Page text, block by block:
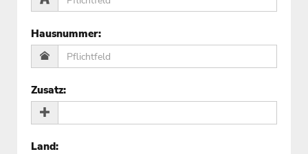
Hausnummer:
Zusatz:
Land: